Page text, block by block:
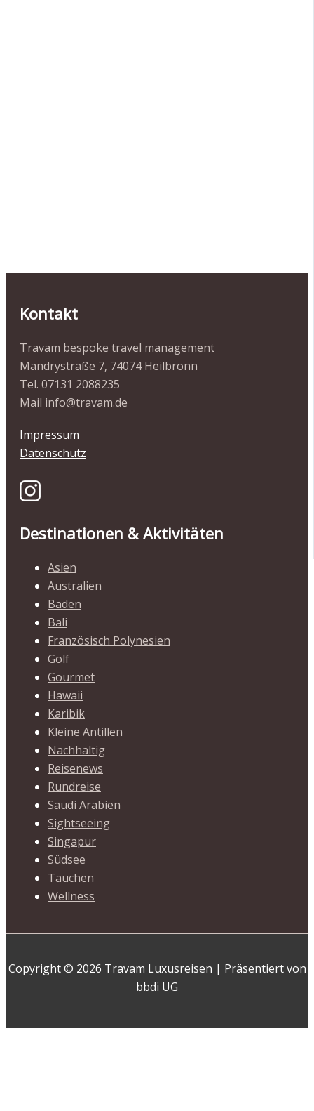
Kontakt
Travam bespoke travel management
Mandrystraße 7, 74074 Heilbronn
Tel. 07131 2088235
Mail info@travam.de
Impressum
Datenschutz
Destinationen & Aktivitäten
Asien
Australien
Baden
Bali
Französisch Polynesien
Golf
Gourmet
Hawaii
Karibik
Kleine Antillen
Nachhaltig
Reisenews
Rundreise
Saudi Arabien
Sightseeing
Singapur
Südsee
Tauchen
Wellness
Copyright © 2026 Travam Luxusreisen | Präsentiert von
bbdi UG